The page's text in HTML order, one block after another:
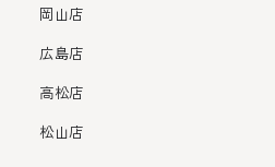
岡山店
広島店
高松店
松山店